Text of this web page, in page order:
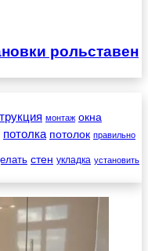
рольставен
монтаж окна
потолка потолок правильно
стен укладка установить